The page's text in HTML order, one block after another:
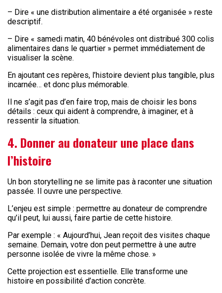
– Dire « une distribution alimentaire a été organisée » reste
descriptif.
– Dire « samedi matin, 40 bénévoles ont distribué 300 colis
alimentaires dans le quartier » permet immédiatement de
visualiser la scène.
En ajoutant ces repères, l’histoire devient plus tangible, plus
incarnée… et donc plus mémorable.
Il ne s’agit pas d’en faire trop, mais de choisir les bons
détails : ceux qui aident à comprendre, à imaginer, et à
ressentir la situation.
4. Donner au donateur une place dans
l’histoire
Un bon storytelling ne se limite pas à raconter une situation
passée. Il ouvre une perspective.
L’enjeu est simple : permettre au donateur de comprendre
qu’il peut, lui aussi, faire partie de cette histoire.
Par exemple : « Aujourd’hui, Jean reçoit des visites chaque
semaine. Demain, votre don peut permettre à une autre
personne isolée de vivre la même chose. »
Cette projection est essentielle. Elle transforme une
histoire en possibilité d’action concrète.